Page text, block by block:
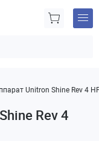
Unitron Shine Rev 4
Rev 4